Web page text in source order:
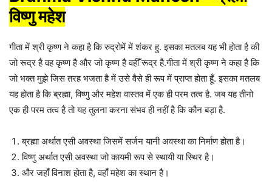
विष्णु महेश
गीता में श्री कृष्ण ने कहा है कि रुद्रोमें में शंकर हु. इसका मतलब यह भी होता है की
जो रूद्र है वह कृष्ण है और जो कृष्ण है वहीँ रूद्र है.गीता में श्री कृष्ण ने कहा है कि
जो भक्त मुझे जिस तरह भजता है में उसे वैसे ही रूप में प्राप्त होता हूँ. इसका मतलब
यह होता है कि ब्रह्मा, विष्णु और महेश वास्तव में एक ही परम तत्व है. जब यह तीनो
एक ही परम तत्व है तो यह तुलना करना संभव ही नहीं है कि कौन बड़ा है.
ब्रह्मा अर्थात एसी अवस्था जिसमें सर्जन यानी अवस्था का निर्माण होता है।
विष्णु अर्थात एसी अवस्था जो कायमी रूप से स्थायी या स्थिर है।
और जहाँ विनाश होता है, वहाँ महेश का स्थान है।